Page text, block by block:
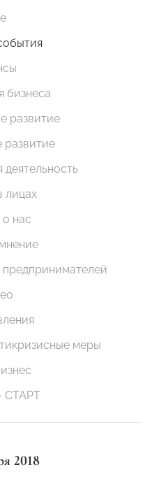
бизнеса
развитие
развитие
нас
меры
СТАРТ
2018